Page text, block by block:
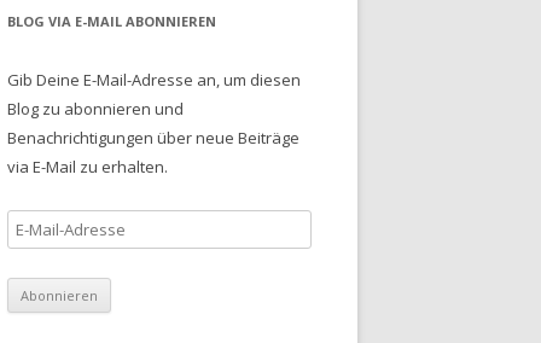
h
n
a
c
BLOG VIA E-MAIL ABONNIEREN
Gib Deine E-Mail-Adresse an, um diesen
Blog zu abonnieren und
Benachrichtigungen über neue Beiträge
via E-Mail zu erhalten.
-
M
a